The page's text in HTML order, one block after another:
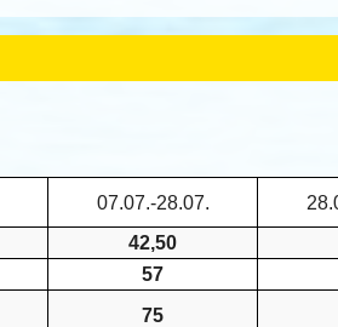
07.07.-28.07.
42,50
57
75